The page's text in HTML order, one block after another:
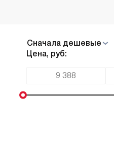
Cначала дешевые
Цена, руб: